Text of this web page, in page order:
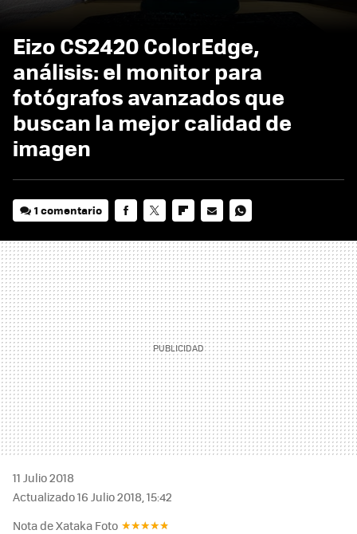
Eizo CS2420 ColorEdge,
análisis: el monitor para
fotógrafos avanzados que
buscan la mejor calidad de
imagen
1 comentario
MAIL
11 Julio 2018
Actualizado 16 Julio 2018, 15:42
Nota de Xataka Foto